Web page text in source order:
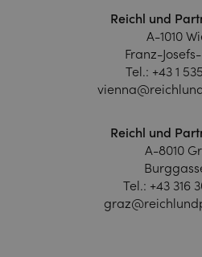
Reichl und
A-1010
Franz-
Tel.: +43 1
Reichl und
A-8010
Tel.: +43 316